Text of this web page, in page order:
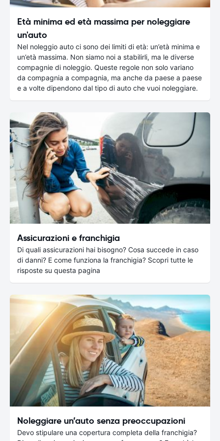
Età minima ed età massima per noleggiare
un'auto
Nel noleggio auto ci sono dei limiti di età: un’età minima e
un’età massima. Non siamo noi a stabilirli, ma le diverse
compagnie di noleggio. Queste regole non solo variano
da compagnia a compagnia, ma anche da paese a paese
e a volte dipendono dal tipo di auto che vuoi noleggiare.
Assicurazioni e franchigia
Di quali assicurazioni hai bisogno? Cosa succede in caso
di danni? E come funziona la franchigia? Scopri tutte le
risposte su questa pagina
Noleggiare un’auto senza preoccupazioni
Devo stipulare una copertura completa della franchigia?